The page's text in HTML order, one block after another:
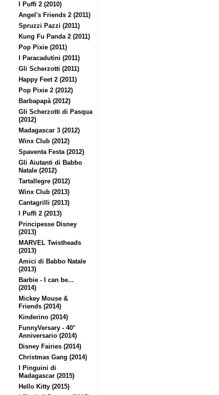
I Puffi 2 (2010)
Angel's Friends 2 (2011)
Spruzzi Pazzi (2011)
Kung Fu Panda 2 (2011)
Pop Pixie (2011)
I Paracadutini (2011)
Gli Scherzotti (2011)
Happy Feet 2 (2011)
Pop Pixie 2 (2012)
Barbapapà (2012)
Gli Scherzotti di Pasqua
(2012)
Madagascar 3 (2012)
Winx Club (2012)
Spaventa Festa (2012)
Gli Aiutanti di Babbo
Natale (2012)
Tartallegre (2012)
Winx Club (2013)
Cantagrilli (2013)
I Puffi 2 (2013)
Principesse Disney
(2013)
MARVEL Twistheads
(2013)
Amici di Babbo Natale
(2013)
Barbie - I can be...
(2014)
Mickey Mouse &
Friends (2014)
Kinderino (2014)
FunnyVersary - 40°
Anniversario (2014)
Disney Fairies (2014)
Christmas Gang (2014)
I Pinguini di
Madagascar (2015)
Hello Kitty (2015)